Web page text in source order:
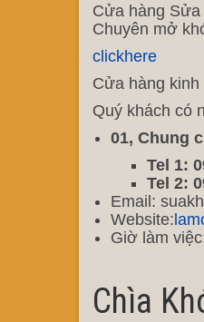
Cửa hàng
Chuyên mở
clickhere
Cửa hàng
Quý khách có
01, Chung
Tel 1:
Tel 2:
Email:
Website:
Giờ làm
Chìa